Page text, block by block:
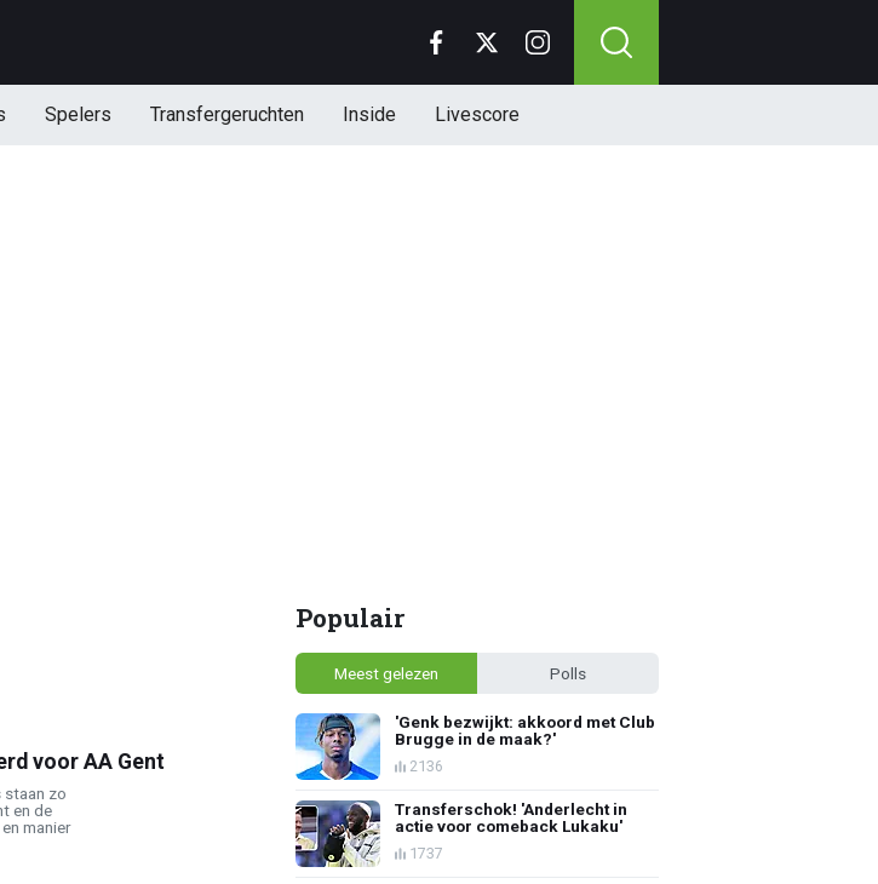
Spelers Transfergeruchten Inside Livescore
voor AA Gent
staan zo
en de
manier
Populair
Meest gelezen Polls
'Genk bezwijkt: akkoord met Club
Brugge in de maak?'
2136
Transferschok! 'Anderlecht in
actie voor comeback Lukaku'
1737